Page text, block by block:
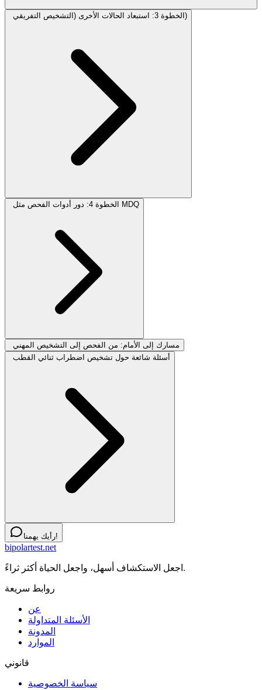
الخطوة 3: استبعاد الحالات الأخرى (التشخيص التفريقي)
الخطوة 4: دور أدوات الفحص مثل MDQ
مسارك إلى الأمام: من الفحص إلى التشخيص المهني
أسئلة شائعة حول تشخيص اضطراب ثنائي القطب
رأيك يهمنا!
bipolartest.net
اجعل الاستكشاف أسهل، واجعل الحياة أكثر ثراءً.
روابط سريعة
عن
الأسئلة المتداولة
المدونة
الموارد
قانوني
سياسة الخصوصية